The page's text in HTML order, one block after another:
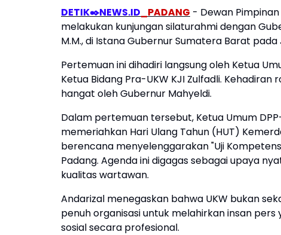
DETIK✒️NEWS.ID_PADANG - Dewan
melakukan kunjungan silaturahmi dengan
M.M., di Istana Gubernur Sumatera Barat
Pertemuan ini dihadiri langsung oleh Ketua
Ketua Bidang Pra-UKW KJI Zulfadli.
hangat oleh Gubernur Mahyeldi.
Dalam pertemuan tersebut, Ketua Umum
memeriahkan Hari Ulang Tahun (HUT)
berencana menyelenggarakan "Uji
Padang. Agenda ini digagas sebagai upaya
kualitas wartawan.
Andarizal menegaskan bahwa UKW bukan
penuh organisasi untuk melahirkan insan
sosial secara profesional.